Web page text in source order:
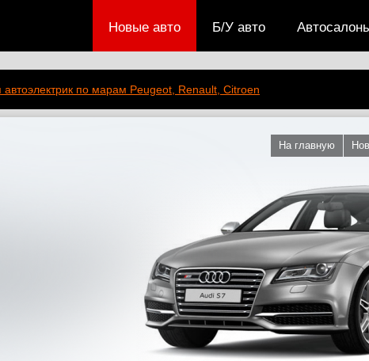
Б/У авто
Новые авто
автоэлектрик по марам Peugeot, Renault, Citroen
На главную